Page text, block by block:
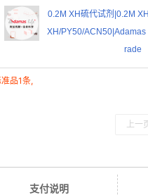
0.2M XH硫代试剂|0.2M
XH/PY50/
rade
品1条,
上一
支付说明